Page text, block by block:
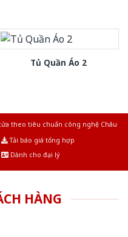
Tủ Quần Áo 2
theo tiêu chuẩn công nghệ Châu
Tải báo giá tổng hợp
Dành cho đại lý
HÀNG